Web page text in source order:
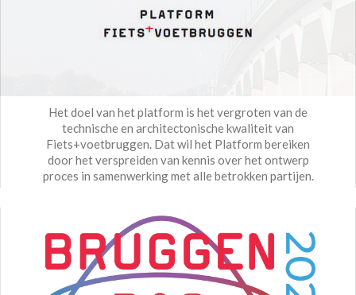
Het doel van het platform is het vergroten van de
technische en architectonische kwaliteit van
Fiets+voetbruggen. Dat wil het Platform bereiken
door het verspreiden van kennis over het ontwerp
proces in samenwerking met alle betrokken partijen.